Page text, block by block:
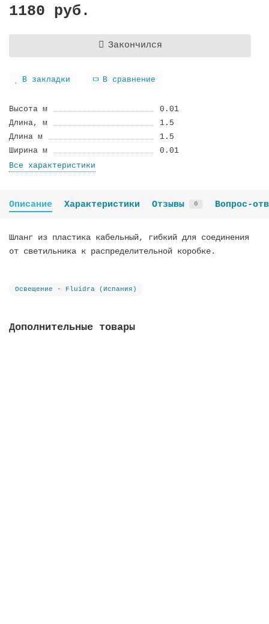
1180 руб.
Закончился
В закладки В сравнение
Высота м
0.01
Длина, м
1.5
Длина м
1.5
Ширина м
0.01
Все характеристики
Описание Характеристики Отзывы 0 Вопрос-
Шланг из пластика кабельный, гибкий для соединения
от светильника к распределительной коробке.
Освещение - Fluidra (Испания)
Дополнительные товары